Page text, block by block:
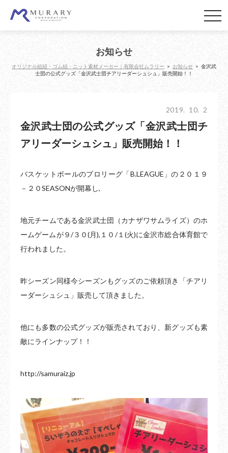
お知らせ
オリジナル組紐・ゴム紐・ニット素材メーカー｜有限会社ムラリー > お知らせ > 金沢武
士団の公式グッズ「金沢武士団チアリーダーシュシュ」販売開始！！
2019. 10. 2
金沢武士団の公式グッズ「金沢武士団チ
アリーダーシュシュ」販売開始！！
バスケットボールのプロリーグ「B.LEAGUE」の２０１９
－２０SEASONが開幕し,
地元チームである金沢武士団（カナザワサムライズ）のホ
ームゲームが９/３０(月),１０/１(火)に金沢市総合体育館で
行われました。
昨シーズン同様今シーズンもグッズのご依頼頂き「チアリ
ーダーシュシュ」販売して頂きました。
他にも多数の公式グッズが販売されており、新グッズも素
敵にラインナップ！！
http://samuraiz.jp